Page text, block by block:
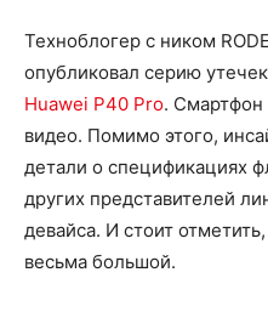
Техноблогер с ником
опубликовал серию
Huawei P40 Pro. Смартфон
видео. Помимо этого,
детали о спецификациях
других представителей
девайса. И стоит
весьма большой.